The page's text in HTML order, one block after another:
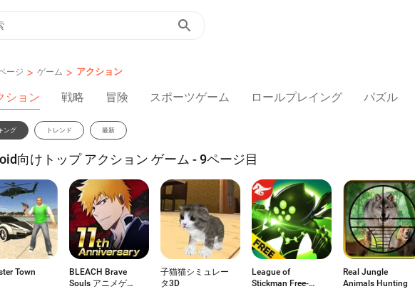
ージ > ゲーム > アクション
ション 戦略 冒険 スポーツゲーム ロールプレイング パズル
ング トレンド 最新
向けトップ アクション ゲーム - 9ページ目
Town
BLEACH Brave
Souls アニメゲー
子猫猫シミュレー
タ3D
League of
Stickman Free-
Real Jungle
Animals Hunting